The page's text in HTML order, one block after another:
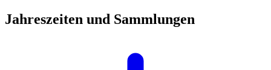
Jahreszeiten und Sammlungen